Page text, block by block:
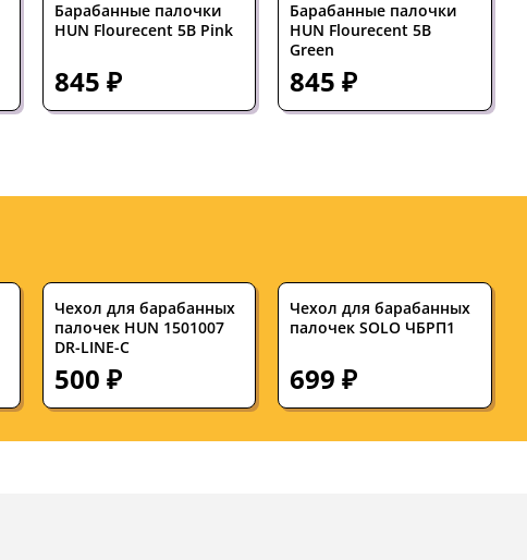
Барабанные палочки
HUN Flourecent 5B Pink
845 ₽
Барабанные палочки
HUN Flourecent 5B
Green
845 ₽
Чехол для барабанных
палочек HUN 1501007
DR-LINE-C
500 ₽
Чехол для барабанных
палочек SOLO ЧБРП1
699 ₽